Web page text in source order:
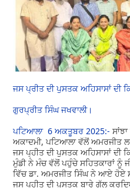
ਜਸ ਪ੍ਰੀਤ ਦੀ ਪੁਸਤਕ ਅਹਿਸਾਸਾਂ ਦੀ
ਗੁਰਪ੍ਰੀਤ ਸਿੰਘ ਜਖਵਾਲੀ।
ਪਟਿਆਲਾ 6 ਅਕਤੂਬਰ 2025:-
ਅਕਾਦਮੀ, ਪਟਿਆਲਾ ਵੱਲੋਂ ਅਮਰਜੀਤ
ਜਸ ਪ੍ਹੀਤ ਦੀ ਪੁਸਤਕ ਅਹਿਸਾਸਾਂ ਦੀ
ਮੁੰਡੀ ਨੇ ਮੰਚ ਵੱਲੋਂ ਪਹੁੰਚੇ ਸਹਿਤਕਾਰਾਂ
ਵਿੱਚ ਡਾ. ਅਮਰਜੀਤ ਸਿੰਘ ਨੇ ਆਏ ਹੋਏ
ਜਸ ਪ੍ਹੀਤ ਦੀ ਪੁਸਤਕ ਬਾਰੇ ਗੱਲ